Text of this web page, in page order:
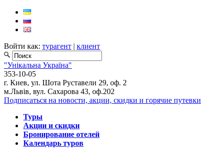
Войти как: турагент | клиент
"Унікальна Україна"
353-10-05
г. Киев, ул. Шота Руставели 29, оф. 2
м.Львів, вул. Сахарова 43, оф.202
Подписаться на новости, акции, скидки и горячие путевки
Туры
Акции и скидки
Бронирование отелей
Календарь туров